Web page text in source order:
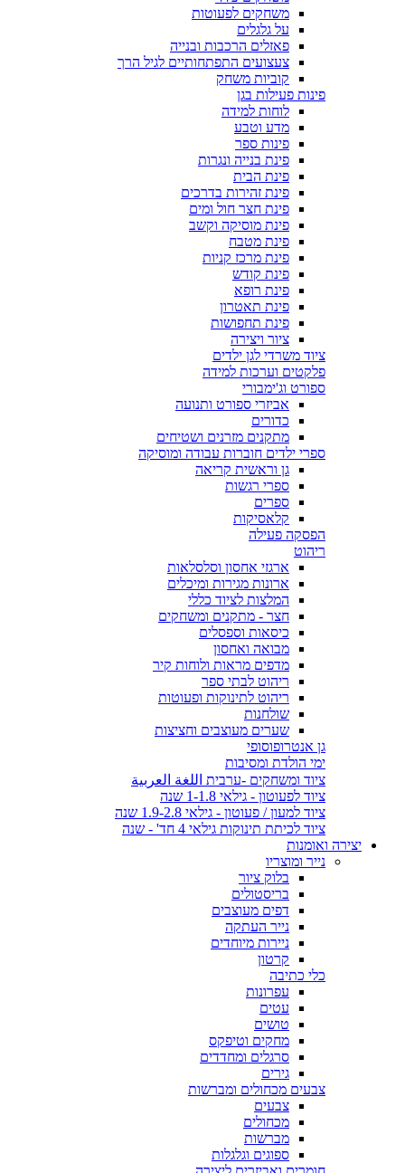
משחקים לפעוטות
על גלגלים
פאזלים הרכבות ובנייה
צעצועים התפתחותיים לגיל הרך
קוביות משחק
פינות פעילות בגן
לוחות למידה
מדע וטבע
פינות ספר
פינת בנייה ונגרות
פינת הבית
פינת זהירות בדרכים
פינת חצר חול ומים
פינת מוסיקה וקשב
פינת מטבח
פינת מרכז קניות
פינת קודש
פינת רופא
פינת תאטרון
פינת תחפושות
ציור ויצירה
ציוד משרדי לגן ילדים
פלקטים וערכות למידה
ספורט וג'ימבורי
אביזרי ספורט ותנועה
כדורים
מתקנים מזרנים ושטיחים
ספרי ילדים חוברות עבודה ומוסיקה
גן וראשית קריאה
ספרי רגשות
ספרים
קלאסיקות
הפסקה פעילה
ריהוט
ארגזי אחסון וסלסלאות
ארונות מגירות ומיכלים
המלצות לציוד כללי
חצר - מתקנים ומשחקים
כיסאות וספסלים
מבואה ואחסון
מדפים מראות ולוחות קיר
ריהוט לבתי ספר
ריהוט לתינוקות ופעוטות
שולחנות
שערים מעוצבים וחציצות
גן אנטרופוסופי
ימי הולדת ומסיבות
ציוד ומשחקים -ערבית اللغة العربية
ציוד לפעוטון - גילאי 1-1.8 שנה
ציוד למעון / פעוטון - גילאי 1.9-2.8 שנה
ציוד לכיתת תינוקות גילאי 4 חד' - שנה
יצירה ואומנות
נייר ומוצריו
בלוק ציור
בריסטולים
דפים מעוצבים
נייר העתקה
ניירות מיוחדים
קרטון
כלי כתיבה
עפרונות
עטים
טושים
מחקים וטיפקס
סרגלים ומחדדים
גירים
צבעים מכחולים ומברשות
צבעים
מכחולים
מברשות
ספוגים וגלגלות